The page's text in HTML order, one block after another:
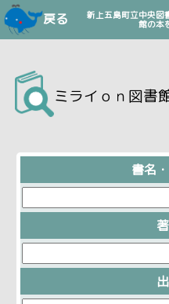
戻る
新上五島町立中央図
館の本
ミライｏｎ図書
書名